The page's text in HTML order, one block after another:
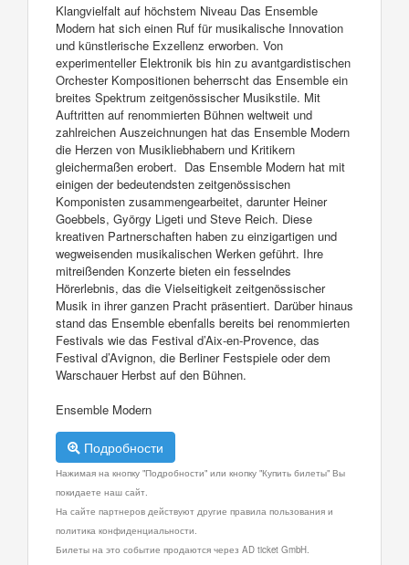
Klangvielfalt auf höchstem Niveau Das Ensemble
Modern hat sich einen Ruf für musikalische Innovation
und künstlerische Exzellenz erworben. Von
experimenteller Elektronik bis hin zu avantgardistischen
Orchester Kompositionen beherrscht das Ensemble ein
breites Spektrum zeitgenössischer Musikstile. Mit
Auftritten auf renommierten Bühnen weltweit und
zahlreichen Auszeichnungen hat das Ensemble Modern
die Herzen von Musikliebhabern und Kritikern
gleichermaßen erobert. Das Ensemble Modern hat mit
einigen der bedeutendsten zeitgenössischen
Komponisten zusammengearbeitet, darunter Heiner
Goebbels, György Ligeti und Steve Reich. Diese
kreativen Partnerschaften haben zu einzigartigen und
wegweisenden musikalischen Werken geführt. Ihre
mitreißenden Konzerte bieten ein fesselndes
Hörerlebnis, das die Vielseitigkeit zeitgenössischer
Musik in ihrer ganzen Pracht präsentiert. Darüber hinaus
stand das Ensemble ebenfalls bereits bei renommierten
Festivals wie das Festival d’Aix-en-Provence, das
Festival d’Avignon, die Berliner Festspiele oder dem
Warschauer Herbst auf den Bühnen.
Ensemble Modern
Подробности
Нажимая на кнопку "Подробности" или кнопку "Купить билеты" Вы
покидаете наш сайт.
На сайте партнеров действуют другие правила пользования и
политика конфиденциальности.
Билеты на это событие продаются через AD ticket GmbH.